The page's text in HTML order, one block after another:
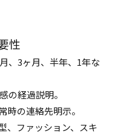
性
、3ヶ月、半年、1年な
の経過説明。
時の連絡先明示。
、ファッション、スキ